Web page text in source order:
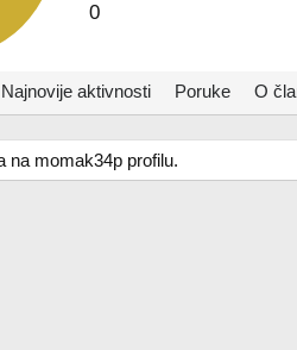
0
Najnovije aktivnosti Poruke O
na momak34p profilu.